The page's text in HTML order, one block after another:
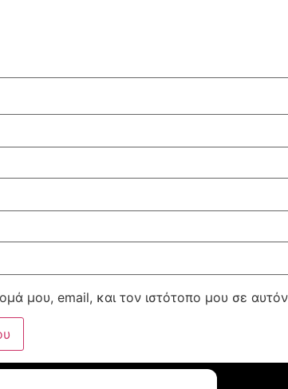
μου, email, και τον ιστότοπο μου σε